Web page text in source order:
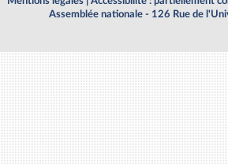
Assemblée nationale - 126 Rue de